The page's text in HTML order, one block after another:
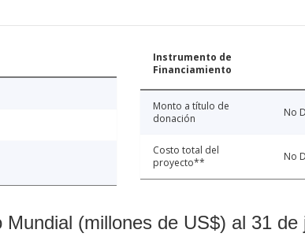
Instrumento de
Financiamiento
Monto a título de
donación
No
Costo total del
proyecto**
No
(millones de US$) al 31 de